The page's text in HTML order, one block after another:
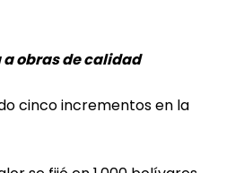
obras de calidad
cinco incrementos en la